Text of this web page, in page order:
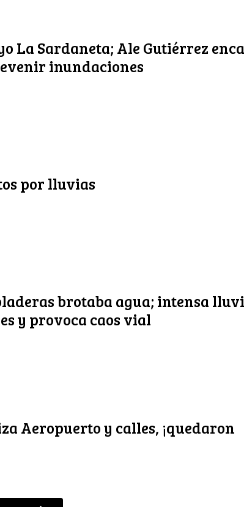
La Sardaneta; Ale Gutiérrez
inundaciones
por lluvias
brotaba agua; intensa
y provoca caos vial
Aeropuerto y calles, ¡quedaron